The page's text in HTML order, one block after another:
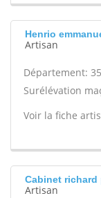
Henrio
Artisan
Département: 35
Surélévation
Voir la fiche
Cabinet richard
Artisan